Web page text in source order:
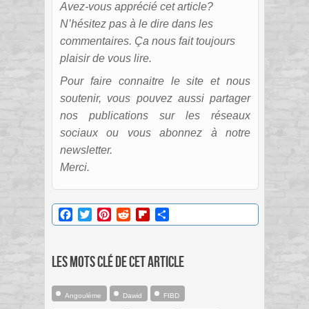
Avez-vous apprécié cet article?
N’hésitez pas à le dire dans les
commentaires. Ça nous fait toujours
plaisir de vous lire.
Pour faire connaitre le site et nous
soutenir, vous pouvez aussi partager
nos publications sur les réseaux
sociaux ou vous abonnez à notre
newsletter.
Merci.
Facebook
TwitterPinterestRedditFlipboard
Les mots clé de cet article
Angoulème Dawid FIBD